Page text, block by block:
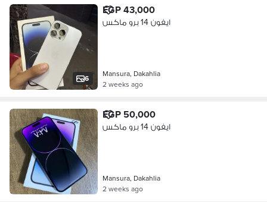
6
EGP 43,000
ايفون 14 برو ماكس
Mansura, Dakahlia
2 weeks ago
EGP 50,000
ايفون 14 برو ماكس
Mansura, Dakahlia
2 weeks ago